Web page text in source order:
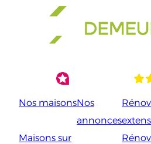
Nos maisons
Maisons sur
Nos
annonces